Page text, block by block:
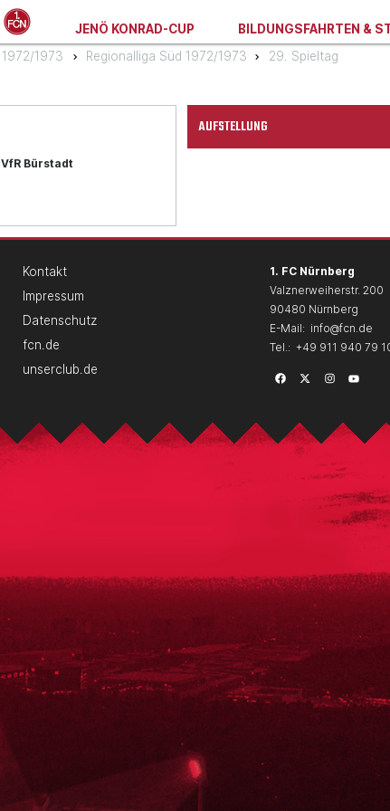
JENÖ KONRAD-CUP
BILDUNGSFAHRTEN &
1972/1973 Regionalliga Süd 1972/1973
29. Spieltag
VfR Bürstadt
AUFSTELLUNG
Kontakt
Impressum
Datenschutz
fcn.de
unserclub.de
1. FC Nürnberg
Valznerweiherstr. 200
90480 Nürnberg
E-Mail: info@fcn.de
Tel.: +49 911 940 79